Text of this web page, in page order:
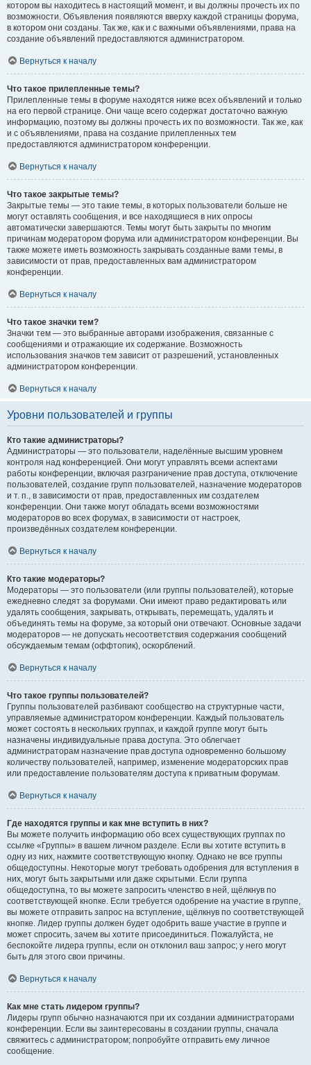
котором вы находитесь в настоящий момент, и вы должны прочесть их по
возможности. Объявления появляются вверху каждой страницы форума,
в котором они созданы. Так же, как и с важными объявлениями, права на
создание объявлений предоставляются администратором.
Вернуться к началу
Что такое прилепленные темы?
Прилепленные темы в форуме находятся ниже всех объявлений и только
на его первой странице. Они чаще всего содержат достаточно важную
информацию, поэтому вы должны прочесть их по возможности. Так же, как
и с объявлениями, права на создание прилепленных тем
предоставляются администратором конференции.
Вернуться к началу
Что такое закрытые темы?
Закрытые темы — это такие темы, в которых пользователи больше не
могут оставлять сообщения, и все находящиеся в них опросы
автоматически завершаются. Темы могут быть закрыты по многим
причинам модератором форума или администратором конференции. Вы
также можете иметь возможность закрывать созданные вами темы, в
зависимости от прав, предоставленных вам администратором
конференции.
Вернуться к началу
Что такое значки тем?
Значки тем — это выбранные авторами изображения, связанные с
сообщениями и отражающие их содержание. Возможность
использования значков тем зависит от разрешений, установленных
администратором конференции.
Вернуться к началу
Уровни пользователей и группы
Кто такие администраторы?
Администраторы — это пользователи, наделённые высшим уровнем
контроля над конференцией. Они могут управлять всеми аспектами
работы конференции, включая разграничение прав доступа, отключение
пользователей, создание групп пользователей, назначение модераторов
и т. п., в зависимости от прав, предоставленных им создателем
конференции. Они также могут обладать всеми возможностями
модераторов во всех форумах, в зависимости от настроек,
произведённых создателем конференции.
Вернуться к началу
Кто такие модераторы?
Модераторы — это пользователи (или группы пользователей), которые
ежедневно следят за форумами. Они имеют право редактировать или
удалять сообщения, закрывать, открывать, перемещать, удалять и
объединять темы на форуме, за который они отвечают. Основные задачи
модераторов — не допускать несоответствия содержания сообщений
обсуждаемым темам (оффтопик), оскорблений.
Вернуться к началу
Что такое группы пользователей?
Группы пользователей разбивают сообщество на структурные части,
управляемые администратором конференции. Каждый пользователь
может состоять в нескольких группах, и каждой группе могут быть
назначены индивидуальные права доступа. Это облегчает
администраторам назначение прав доступа одновременно большому
количеству пользователей, например, изменение модераторских прав
или предоставление пользователям доступа к приватным форумам.
Вернуться к началу
Где находятся группы и как мне вступить в них?
Вы можете получить информацию обо всех существующих группах по
ссылке «Группы» в вашем личном разделе. Если вы хотите вступить в
одну из них, нажмите соответствующую кнопку. Однако не все группы
общедоступны. Некоторые могут требовать одобрения для вступления в
них, могут быть закрытыми или даже скрытыми. Если группа
общедоступна, то вы можете запросить членство в ней, щёлкнув по
соответствующей кнопке. Если требуется одобрение на участие в группе,
вы можете отправить запрос на вступление, щёлкнув по соответствующей
кнопке. Лидер группы должен будет одобрить ваше участие в группе и
может спросить, зачем вы хотите присоединиться. Пожалуйста, не
беспокойте лидера группы, если он отклонил ваш запрос; у него могут
быть для этого свои причины.
Вернуться к началу
Как мне стать лидером группы?
Лидеры групп обычно назначаются при их создании администраторами
конференции. Если вы заинтересованы в создании группы, сначала
свяжитесь с администратором; попробуйте отправить ему личное
сообщение.